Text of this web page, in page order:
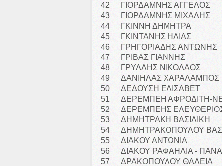
42
ΓΙΟΡΔΑΜΝΗΣ ΑΓΓΕΛΟΣ
43
ΓΙΟΡΔΑΜΝΗΣ ΜΙΧΑΛΗΣ
44
ΓΚΙΝΝΗ ΔΗΜΗΤΡΑ
45
ΓΚΙΝΤΑΝΗΣ ΗΛΙΑΣ
46
ΓΡΗΓΟΡΙΑΔΗΣ ΑΝΤΩΝΗΣ
47
ΓΡΙΒΑΣ ΓΙΑΝΝΗΣ
48
ΓΡΥΛΛΗΣ ΝΙΚΟΛΑΟΣ
49
ΔΑΝΙΗΛΑΣ ΧΑΡΑΛΑΜΠΟΣ
50
ΔΕΔΟΥΣΗ ΕΛΙΣΑΒΕΤ
51
ΔΕΡΕΜΠΕΗ ΑΦΡΟΔΙΤΗ-
52
ΔΕΡΕΜΠΕΗΣ
53
ΔΗΜΗΤΡΑΚΗ ΒΑΣΙΛΙΚΗ
54
ΔΗΜΗΤΡΑΚΟΠΟΥΛΟΥ
55
ΔΙΑΚΟΥ ΑΝΤΩΝΙΑ
56
ΔΙΑΚΟΥ ΡΑΦΑΗΛΙΑ -
57
ΔΡΑΚΟΠΟΥΛΟΥ ΘΑΛΕΙΑ